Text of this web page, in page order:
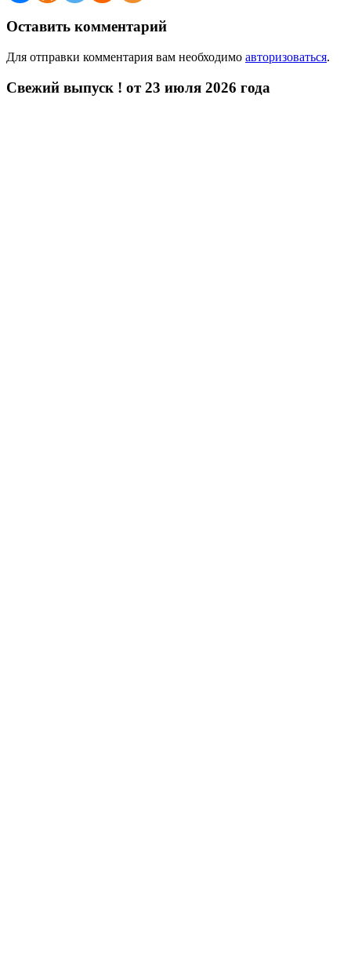
Оставить комментарий
Для отправки комментария вам необходимо авторизоваться.
Свежий выпуск ! от 23 июля 2026 года